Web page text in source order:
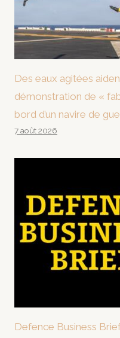
Des eaux agitées
démonstration de «
bord d’un navire de
7 août 2026
Defence Business